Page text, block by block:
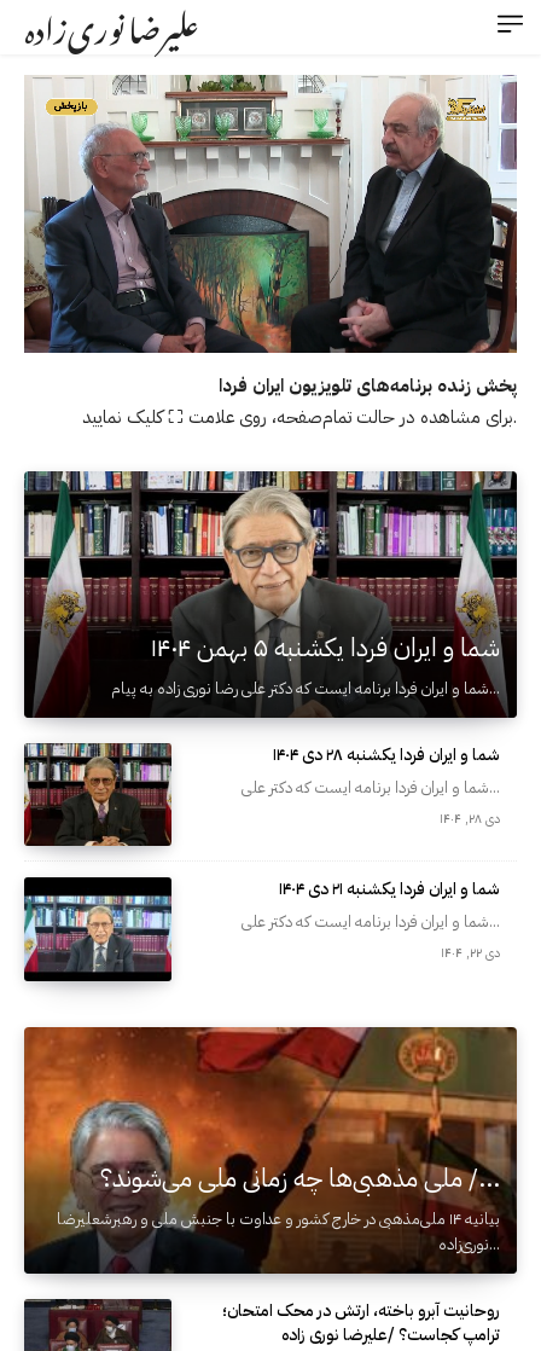
علیرضا نوری‌زاده
UnmuteStream
پخش زنده برنامه‌های تلویزیون ایران فردا
برای مشاهده در حالت تمام‌صفحه، روی علامت ⛶ کلیک نمایید.
شما و ایران فردا یکشنبه ۵ بهمن ۱۴۰۴
شما و ایران فردا برنامه ایست که دکتر علی رضا نوری زاده به پیام...
شما و ایران فردا یکشنبه ۲۸ دی ۱۴۰۴
شما و ایران فردا برنامه ایست که دکتر علی...
دی ۲۸, ۱۴۰۴
شما و ایران فردا یکشنبه ۲۱ دی ۱۴۰۴
شما و ایران فردا برنامه ایست که دکتر علی...
دی ۲۲, ۱۴۰۴
ملی‌ مذهبی‌ها چه زمانی ملی می‌شوند؟ /...
بیانیه ۱۴ ملی‌مذهبی در خارج کشور و عداوت با جنبش ملی و رهبرشعلیرضا
نوری‌زاده...
روحانیت آبرو باخته، ارتش در محک امتحان؛
ترامپ کجاست؟ /علیرضا نوری زاده